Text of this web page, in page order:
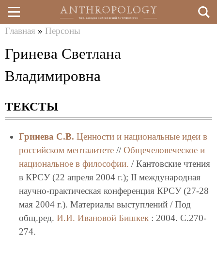
Перейти
к
здесь
Главная » Персоны
Гринева Светлана
Владимировна
ТЕКСТЫ
Гринева С.В. Ценности и национальные идеи в
российском менталитете// Общечеловеческое и
национальное в философии. / Кантовские чтения
в КРСУ (22 апреля 2004 г.); II международная
научно-практическая конференция КРСУ (27-28
мая 2004 г.). Материалы выступлений / Под
общ.ред. И.И. Ивановой Бишкек: 2004. C.270-
274.